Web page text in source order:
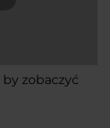
by zobaczyć